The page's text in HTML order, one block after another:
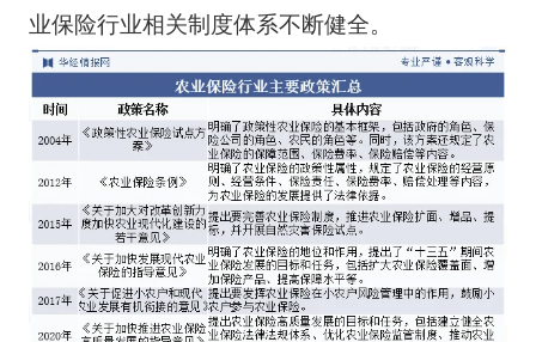
业保险行业相关制度体系不断健全。